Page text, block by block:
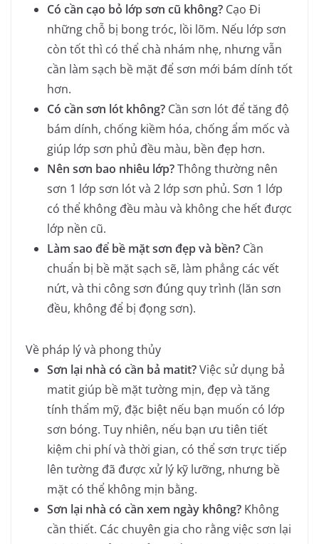
Có cần cạo bỏ lớp sơn cũ không? Cạo Đi
những chỗ bị bong tróc, lồi lõm. Nếu lớp sơn
còn tốt thì có thể chà nhám nhẹ, nhưng vẫn
cần làm sạch bề mặt để sơn mới bám dính tốt
hơn.
Có cần sơn lót không? Cần sơn lót để tăng độ
bám dính, chống kiềm hóa, chống ẩm mốc và
giúp lớp sơn phủ đều màu, bền đẹp hơn.
Nên sơn bao nhiêu lớp?Thông thường nên
sơn 1 lớp sơn lót và 2 lớp sơn phủ. Sơn 1 lớp
có thể không đều màu và không che hết được
lớp nền cũ.
Làm sao để bề mặt sơn đẹp và bền? Cần
chuẩn bị bề mặt sạch sẽ, làm phẳng các vết
nứt, và thi công sơn đúng quy trình (lăn sơn
đều, không để bị đọng sơn).
Về pháp lý và phong thủy
Sơn lại nhà có cần bả matit?Việc sử dụng bả
matit giúp bề mặt tường mịn, đẹp và tăng
tính thẩm mỹ, đặc biệt nếu bạn muốn có lớp
sơn bóng. Tuy nhiên, nếu bạn ưu tiên tiết
kiệm chi phí và thời gian, có thể sơn trực tiếp
lên tường đã được xử lý kỹ lưỡng, nhưng bề
mặt có thể không mịn bằng.
Sơn lại nhà có cần xem ngày không? Không
cần thiết. Các chuyên gia cho rằng việc sơn lại